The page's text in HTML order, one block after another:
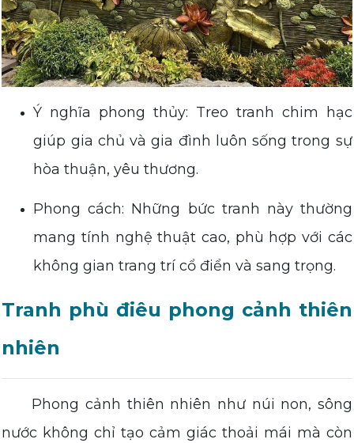
Ý nghĩa phong thủy: Treo tranh chim hạc
giúp gia chủ và gia đình luôn sống trong sự
hòa thuận, yêu thương.
Phong cách: Những bức tranh này thường
mang tính nghệ thuật cao, phù hợp với các
không gian trang trí cổ điển và sang trọng.
Tranh phù điêu phong cảnh thiên
nhiên
Phong cảnh thiên nhiên như núi non, sông
nước không chỉ tạo cảm giác thoải mái mà còn